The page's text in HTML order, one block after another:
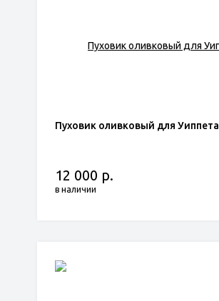
Пуховик оливковый для Уиппета
12 000 р.
в наличии